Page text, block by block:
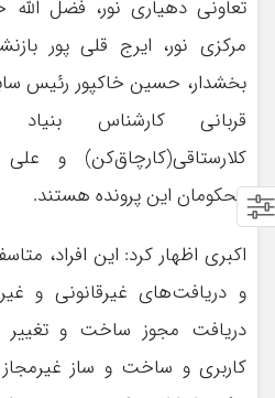
تعاونی دهیاری نور، فضل
مرکزی نور، ایرج قلی پور
بخشدار، حسین خاکپور رئیس
قربانی کارشناس
کلارستاقی(کارچاق‌کن) و
محکومان این پرونده هستند.
اکبری اظهار کرد: این افراد،
و دریافت‌های غیرقانونی و
دریافت مجوز ساخت و تغییر